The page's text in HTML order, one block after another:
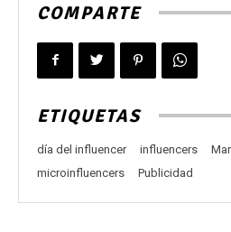
COMPARTE
ETIQUETAS
día del influencer influencers
microinfluencers
Publicidad